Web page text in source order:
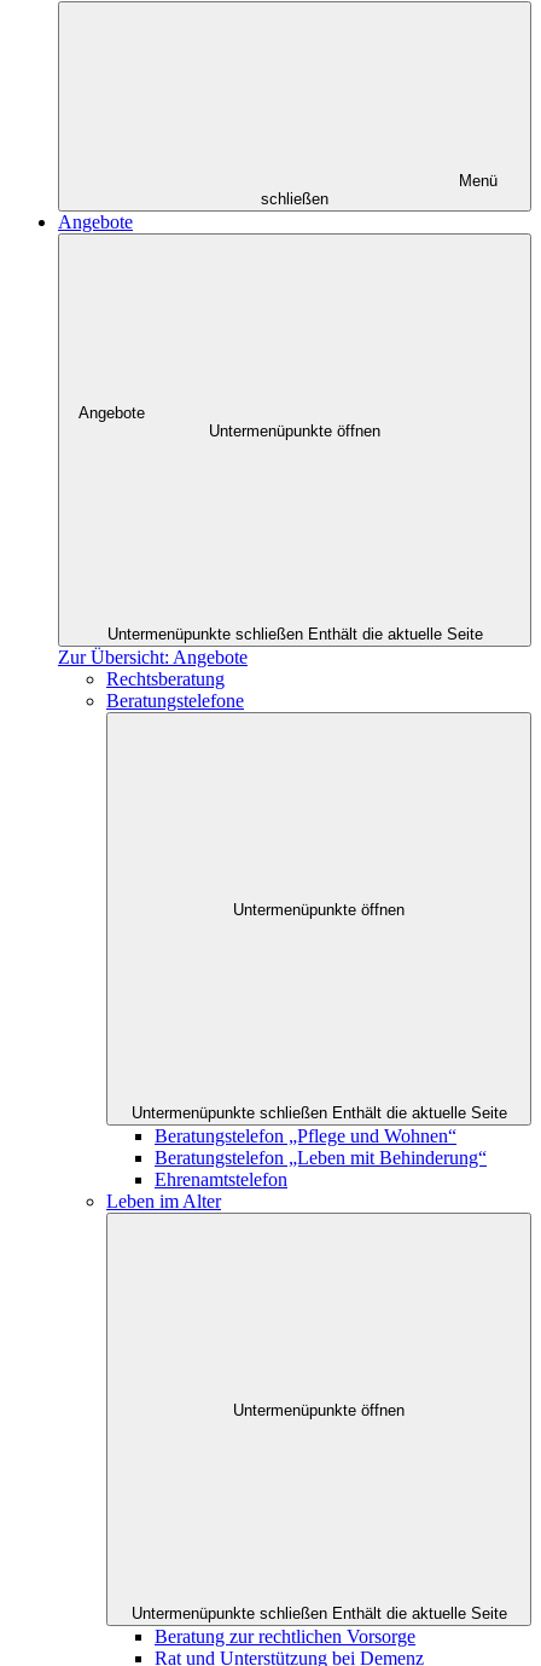
Menü
schließen
Angebote
Angebote
Untermenüpunkte öffnen
Untermenüpunkte schließen Enthält die aktuelle Seite
Zur Übersicht: Angebote
Rechtsberatung
Beratungstelefone
Untermenüpunkte öffnen
Untermenüpunkte schließen Enthält die aktuelle Seite
Beratungstelefon „Pflege und Wohnen“
Beratungstelefon „Leben mit Behinderung“
Ehrenamtstelefon
Leben im Alter
Untermenüpunkte öffnen
Untermenüpunkte schließen Enthält die aktuelle Seite
Beratung zur rechtlichen Vorsorge
Rat und Unterstützung bei Demenz